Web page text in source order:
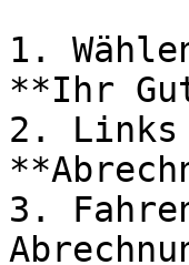
1.
**Ihr
2. Links
3.